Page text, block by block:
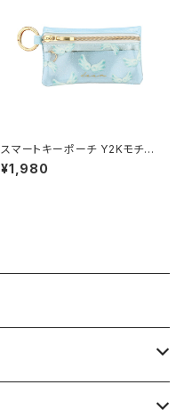
スマートキーポーチ Y2Kモチー
フ（天使の羽） GKP0043-B
[各種スマートキー用]
¥1,980